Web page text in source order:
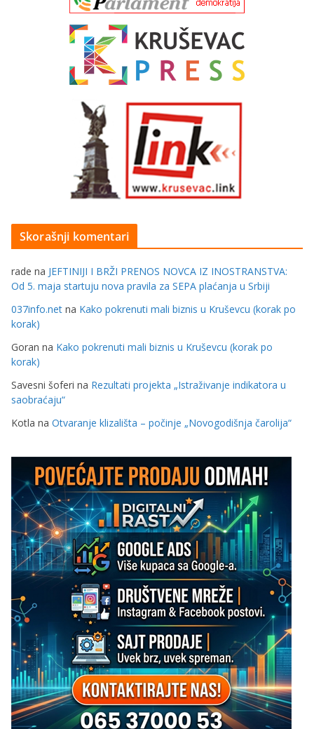
Skorašnji komentari
rade na JEFTINIJI I BRŽI PRENOS NOVCA IZ INOSTRANSTVA:
Od 5. maja startuju nova pravila za SEPA plaćanja u Srbiji
037info.net na Kako pokrenuti mali biznis u Kruševcu (korak po
korak)
Goran na Kako pokrenuti mali biznis u Kruševcu (korak po
korak)
Savesni šoferi na Rezultati projekta „Istraživanje indikatora u
saobraćaju“
Kotla na Otvaranje klizališta – počinje „Novogodišnja čarolija“